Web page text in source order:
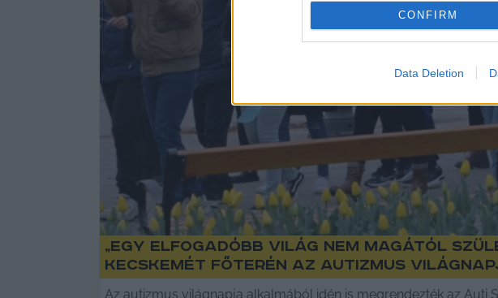
CONFIRM
Data Deletion
„Egy elfogadóbb világ nem magától
Kecskemét főterén az autizmus
Az autizmus világnapja alkalmából idén is megrendezték az